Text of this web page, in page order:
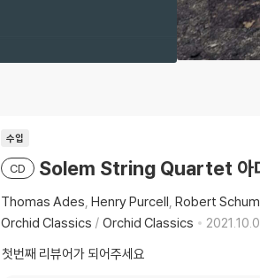
수입
CD Solem String Quartet 아
Thomas Ades Henry Purcell Robert
Orchid Classics / Orchid Classics
첫번째 리뷰어가 되어주세요